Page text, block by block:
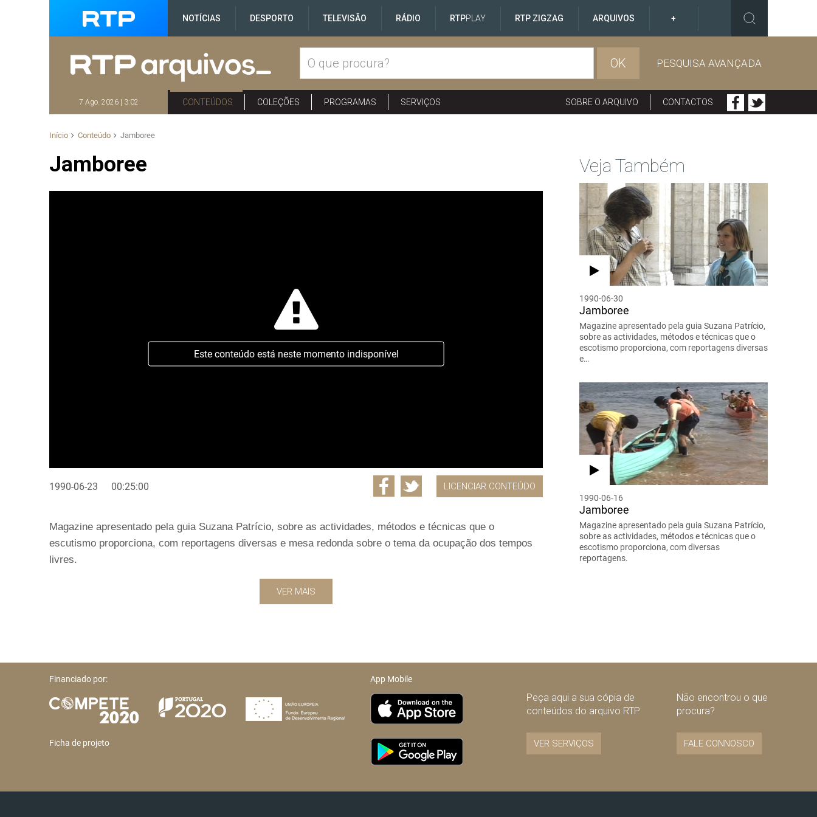
NOTÍCIAS DESPORTO TELEVISÃO RÁDIO RTPPLAY RTP ZIGZAG ARQUIVOS +
OK PESQUISA AVANÇADA
7 Ago. 2026 | 3:02 CONTEÚDOS COLEÇÕES PROGRAMAS SERVIÇOS SOBRE O ARQUIVO CONTACTOS
Início Conteúdo Jamboree
Jamboree
Este conteúdo está neste momento indisponível
1990-06-23 00:25:00 LICENCIAR CONTEÚDO
Magazine apresentado pela guia Suzana Patrício, sobre as actividades, métodos e técnicas que o
escutismo proporciona, com reportagens diversas e mesa redonda sobre o tema da ocupação dos tempos
livres.
VER MAIS
Veja Também
1990-06-30
Jamboree
Magazine apresentado pela guia Suzana Patrício,
sobre as actividades, métodos e técnicas que o
escotismo proporciona, com reportagens diversas
e…
1990-06-16
Jamboree
Magazine apresentado pela guia Suzana Patrício,
sobre as actividades, métodos e técnicas que o
escotismo proporciona, com diversas
reportagens.
Financiado por:
Ficha de projeto
App Mobile
Peça aqui a sua cópia de
conteúdos do arquivo RTP
VER SERVIÇOS
Não encontrou o que
procura?
FALE CONNOSCO